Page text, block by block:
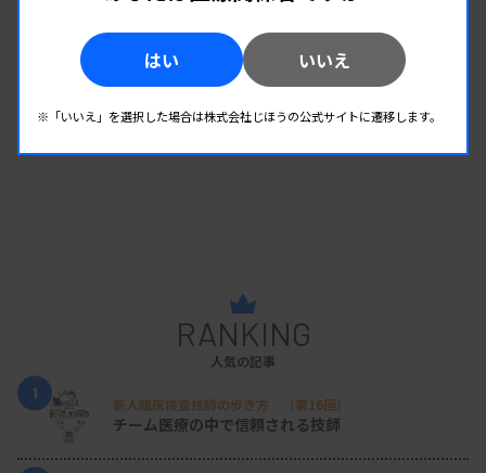
RANKING
人気の記事
1
新人臨床検査技師の歩き方 ［第16回］
チーム医療の中で信頼される技師
はい いいえ
※「いいえ」を選択した場合は株式会社じほうの公式サイトに遷移します。